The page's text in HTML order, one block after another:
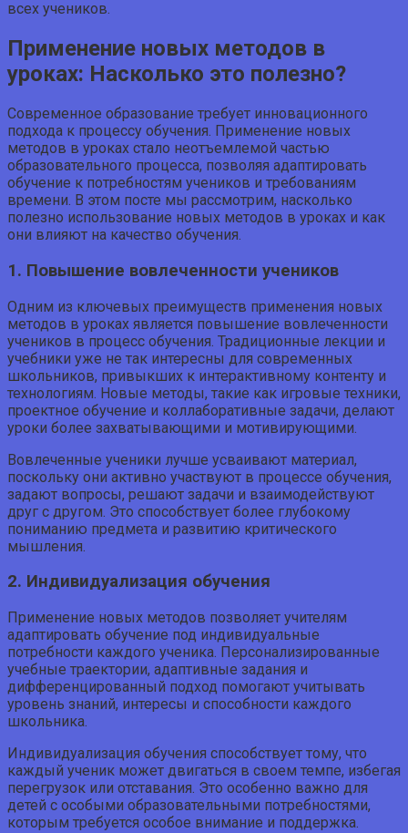
всех учеников.
Применение новых методов в
уроках: Насколько это полезно?
Современное образование требует инновационного
подхода к процессу обучения. Применение новых
методов в уроках стало неотъемлемой частью
образовательного процесса, позволяя адаптировать
обучение к потребностям учеников и требованиям
времени. В этом посте мы рассмотрим, насколько
полезно использование новых методов в уроках и как
они влияют на качество обучения.
1. Повышение вовлеченности учеников
Одним из ключевых преимуществ применения новых
методов в уроках является повышение вовлеченности
учеников в процесс обучения. Традиционные лекции и
учебники уже не так интересны для современных
школьников, привыкших к интерактивному контенту и
технологиям. Новые методы, такие как игровые техники,
проектное обучение и коллаборативные задачи, делают
уроки более захватывающими и мотивирующими.
Вовлеченные ученики лучше усваивают материал,
поскольку они активно участвуют в процессе обучения,
задают вопросы, решают задачи и взаимодействуют
друг с другом. Это способствует более глубокому
пониманию предмета и развитию критического
мышления.
2. Индивидуализация обучения
Применение новых методов позволяет учителям
адаптировать обучение под индивидуальные
потребности каждого ученика. Персонализированные
учебные траектории, адаптивные задания и
дифференцированный подход помогают учитывать
уровень знаний, интересы и способности каждого
школьника.
Индивидуализация обучения способствует тому, что
каждый ученик может двигаться в своем темпе, избегая
перегрузок или отставания. Это особенно важно для
детей с особыми образовательными потребностями,
которым требуется особое внимание и поддержка.